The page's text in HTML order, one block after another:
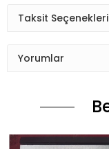
Taksit Seçenekleri
Yorumlar